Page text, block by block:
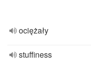
ociężały
stuffiness